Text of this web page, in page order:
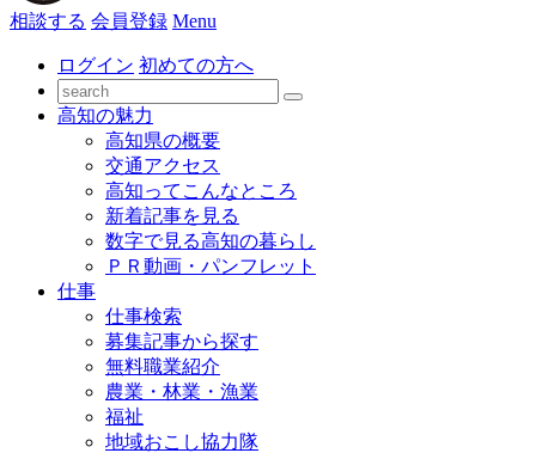
相談する 会員登録 Menu
ログイン 初めての方へ
高知の魅力
高知県の概要
交通アクセス
高知ってこんなところ
新着記事を見る
数字で見る高知の暮らし
ＰＲ動画・パンフレット
仕事
仕事検索
募集記事から探す
無料職業紹介
農業・林業・漁業
福祉
地域おこし協力隊